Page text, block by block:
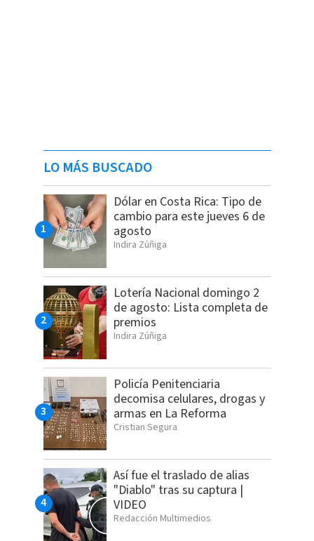
LO MÁS BUSCADO
Dólar en Costa Rica: Tipo de
cambio para este jueves 6 de
agosto
Indira Zúñiga
Lotería Nacional domingo 2
de agosto: Lista completa de
premios
Indira Zúñiga
Policía Penitenciaria
decomisa celulares, drogas y
armas en La Reforma
Cristian Segura
Así fue el traslado de alias
"Diablo" tras su captura |
VIDEO
Redacción Multimedios